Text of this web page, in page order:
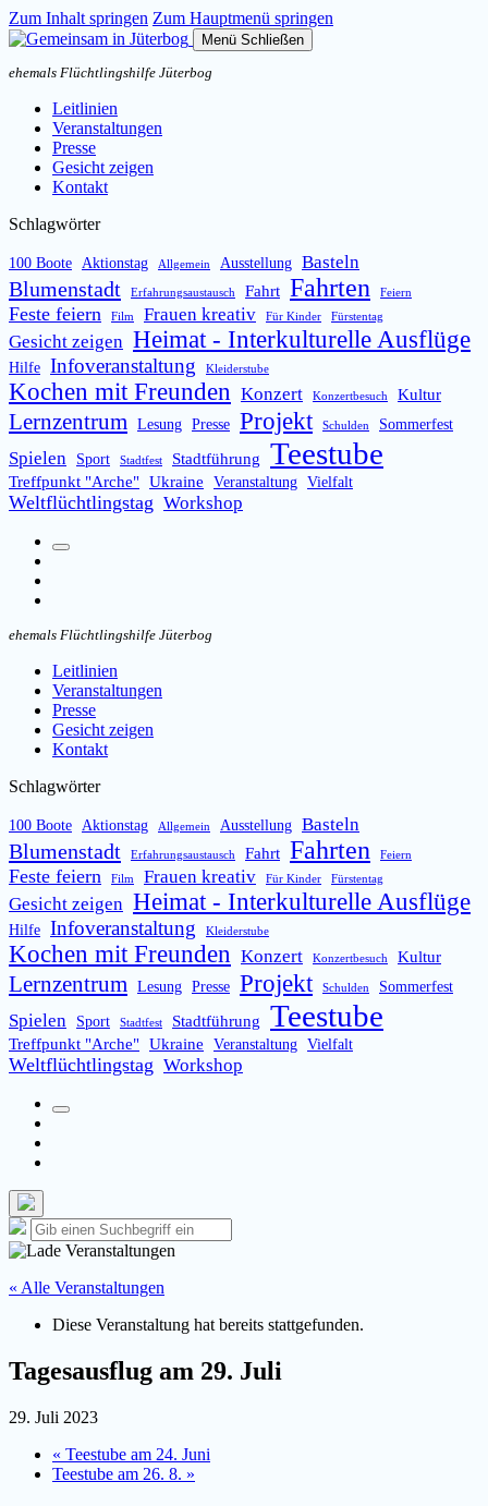
Zum Inhalt springen Zum Hauptmenü springen
Menü Schließen
ehemals Flüchtlingshilfe Jüterbog
Leitlinien
Veranstaltungen
Presse
Gesicht zeigen
Kontakt
Schlagwörter
100 Boote Aktionstag Allgemein Ausstellung Basteln
Blumenstadt Erfahrungsaustausch Fahrt Fahrten Feiern
Feste feiern Film Frauen kreativ Für Kinder Fürstentag
Gesicht zeigen Heimat - Interkulturelle Ausflüge
Hilfe Infoveranstaltung Kleiderstube
Kochen mit Freunden Konzert Konzertbesuch Kultur
Lernzentrum Lesung Presse Projekt Schulden Sommerfest
Spielen Sport Stadtfest Stadtführung Teestube
Treffpunkt "Arche" Ukraine Veranstaltung Vielfalt
Weltflüchtlingstag Workshop
Suchfeld
ehemals Flüchtlingshilfe Jüterbog
Leitlinien
Veranstaltungen
Presse
Gesicht zeigen
Kontakt
Schlagwörter
100 Boote Aktionstag Allgemein Ausstellung Basteln
Blumenstadt Erfahrungsaustausch Fahrt Fahrten Feiern
Feste feiern Film Frauen kreativ Für Kinder Fürstentag
Gesicht zeigen Heimat - Interkulturelle Ausflüge
Hilfe Infoveranstaltung Kleiderstube
Kochen mit Freunden Konzert Konzertbesuch Kultur
Lernzentrum Lesung Presse Projekt Schulden Sommerfest
Spielen Sport Stadtfest Stadtführung Teestube
Treffpunkt "Arche" Ukraine Veranstaltung Vielfalt
Weltflüchtlingstag Workshop
Suchfeld
Such-
Overlay
verbergen
Suche
nach:
Suchen
« Alle Veranstaltungen
Diese Veranstaltung hat bereits stattgefunden.
Tagesausflug am 29. Juli
29. Juli 2023
« Teestube am 24. Juni
Teestube am 26. 8. »